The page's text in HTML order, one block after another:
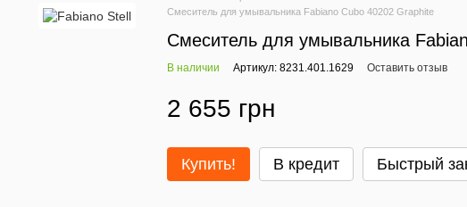
Смеситель для умывальника Fabiano Cubo 40202 Graphite
Смеситель для умывальника
В наличии Артикул: 8231.401.1629 Оставить отзыв
2 655 грн
Купить! В кредит Быстрый